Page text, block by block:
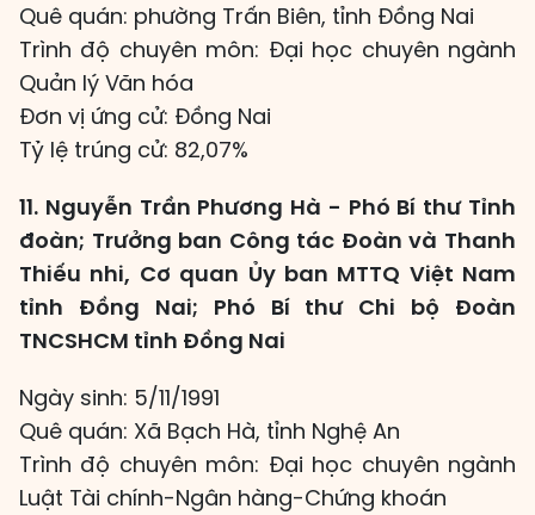
Quê quán: phường Trấn Biên, tỉnh Đồng Nai
Trình độ chuyên môn: Đại học chuyên ngành
Quản lý Văn hóa
Đơn vị ứng cử: Đồng Nai
Tỷ lệ trúng cử: 82,07%
11. Nguyễn Trần Phương Hà - Phó Bí thư Tỉnh
đoàn; Trưởng ban Công tác Đoàn và Thanh
Thiếu nhi, Cơ quan Ủy ban MTTQ Việt Nam
tỉnh Đồng Nai; Phó Bí thư Chi bộ Đoàn
TNCSHCM tỉnh Đồng Nai
Ngày sinh: 5/11/1991
Quê quán: Xã Bạch Hà, tỉnh Nghệ An
Trình độ chuyên môn: Đại học chuyên ngành
Luật Tài chính-Ngân hàng-Chứng khoán